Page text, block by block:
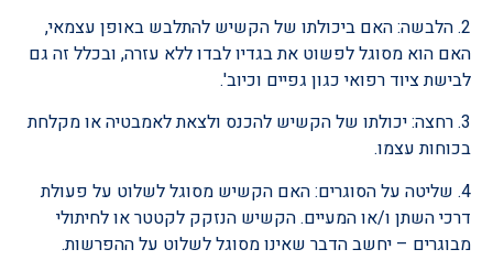
2. הלבשה: האם ביכולתו של הקשיש להתלבש באופן עצמאי,
האם הוא מסוגל לפשוט את בגדיו לבדו ללא עזרה, ובכלל זה גם
לבישת ציוד רפואי כגון גפיים וכיוב'.
3. רחצה: יכולתו של הקשיש להכנס ולצאת לאמבטיה או מקלחת
בכוחות עצמו.
4. שליטה על הסוגרים: האם הקשיש מסוגל לשלוט על פעולת
דרכי השתן ו/או המעיים. הקשיש הנזקק לקטטר או לחיתולי
מבוגרים – יחשב הדבר שאינו מסוגל לשלוט על ההפרשות.